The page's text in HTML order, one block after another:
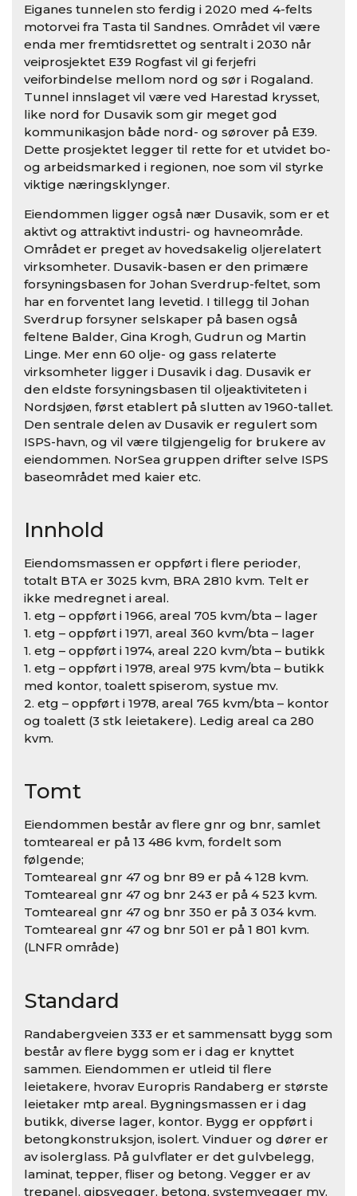
Eiganes tunnelen sto ferdig i 2020 med 4-felts
motorvei fra Tasta til Sandnes. Området vil være
enda mer fremtidsrettet og sentralt i 2030 når
veiprosjektet E39 Rogfast vil gi ferjefri
veiforbindelse mellom nord og sør i Rogaland.
Tunnel innslaget vil være ved Harestad krysset,
like nord for Dusavik som gir meget god
kommunikasjon både nord- og sørover på E39.
Dette prosjektet legger til rette for et utvidet bo-
og arbeidsmarked i regionen, noe som vil styrke
viktige næringsklynger.
Eiendommen ligger også nær Dusavik, som er et
aktivt og attraktivt industri- og havneområde.
Området er preget av hovedsakelig oljerelatert
virksomheter. Dusavik-basen er den primære
forsyningsbasen for Johan Sverdrup-feltet, som
har en forventet lang levetid. I tillegg til Johan
Sverdrup forsyner selskaper på basen også
feltene Balder, Gina Krogh, Gudrun og Martin
Linge. Mer enn 60 olje- og gass relaterte
virksomheter ligger i Dusavik i dag. Dusavik er
den eldste forsyningsbasen til oljeaktiviteten i
Nordsjøen, først etablert på slutten av 1960-tallet.
Den sentrale delen av Dusavik er regulert som
ISPS-havn, og vil være tilgjengelig for brukere av
eiendommen. NorSea gruppen drifter selve ISPS
baseområdet med kaier etc.
Innhold
Eiendomsmassen er oppført i flere perioder,
totalt BTA er 3025 kvm, BRA 2810 kvm. Telt er
ikke medregnet i areal.
1. etg – oppført i 1966, areal 705 kvm/bta – lager
1. etg – oppført i 1971, areal 360 kvm/bta – lager
1. etg – oppført i 1974, areal 220 kvm/bta – butikk
1. etg – oppført i 1978, areal 975 kvm/bta – butikk
med kontor, toalett spiserom, systue mv.
2. etg – oppført i 1978, areal 765 kvm/bta – kontor
og toalett (3 stk leietakere). Ledig areal ca 280
kvm.
Tomt
Eiendommen består av flere gnr og bnr, samlet
tomteareal er på 13 486 kvm, fordelt som
følgende;
Tomteareal gnr 47 og bnr 89 er på 4 128 kvm.
Tomteareal gnr 47 og bnr 243 er på 4 523 kvm.
Tomteareal gnr 47 og bnr 350 er på 3 034 kvm.
Tomteareal gnr 47 og bnr 501 er på 1 801 kvm.
(LNFR område)
Standard
Randabergveien 333 er et sammensatt bygg som
består av flere bygg som er i dag er knyttet
sammen. Eiendommen er utleid til flere
leietakere, hvorav Europris Randaberg er største
leietaker mtp areal. Bygningsmassen er i dag
butikk, diverse lager, kontor. Bygg er oppført i
betongkonstruksjon, isolert. Vinduer og dører er
av isolerglass. På gulvflater er det gulvbelegg,
laminat, tepper, fliser og betong. Vegger er av
trepanel, gipsvegger, betong, systemvegger mv.